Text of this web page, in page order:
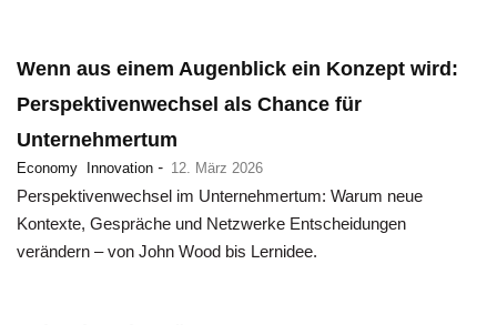
Wenn aus einem Augenblick ein Konzept wird:
Perspektivenwechsel als Chance für
Unternehmertum
Economy Innovation - 12. März 2026
Perspektivenwechsel im Unternehmertum: Warum neue
Kontexte, Gespräche und Netzwerke Entscheidungen
verändern – von John Wood bis Lernidee.